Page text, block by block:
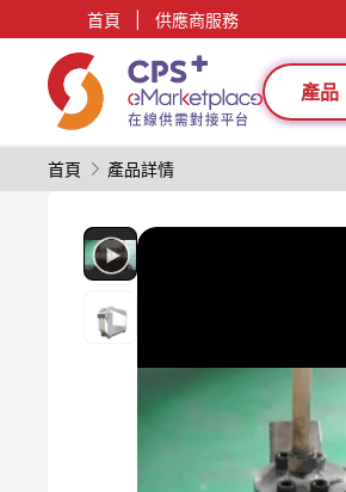
首頁 供應商服務
產品
首頁 產品詳情